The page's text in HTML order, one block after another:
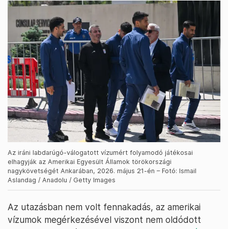
Az iráni labdarúgó-válogatott vízumért folyamodó játékosai
elhagyják az Amerikai Egyesült Államok törökországi
nagykövetségét Ankarában, 2026. május 21-én – Fotó: Ismail
Aslandag / Anadolu / Getty Images
Az utazásban nem volt fennakadás, az amerikai
vízumok megérkezésével viszont nem oldódott